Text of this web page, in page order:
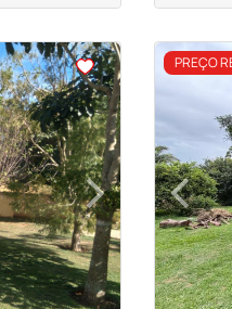
›
Next
PREÇO
<<<<
‹